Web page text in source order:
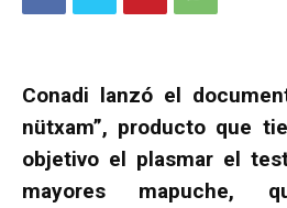
Conadi lanzó el
nütxam”, producto que
objetivo el plasmar el
mayores mapuche,